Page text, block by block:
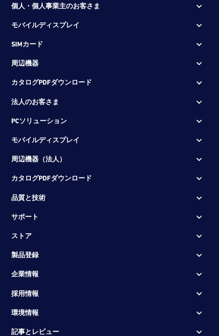
個人・個人事業主のお客さま
モバイルディスプレイ
SIMカード
周辺機器
カタログPDFダウンロード
法人のお客さま
PCソリューション
モバイルディスプレイ
周辺機器（法人）
カタログPDFダウンロード
品質と技術
サポート
ストア
製品登録
企業情報
採用情報
環境情報
記事とレビュー